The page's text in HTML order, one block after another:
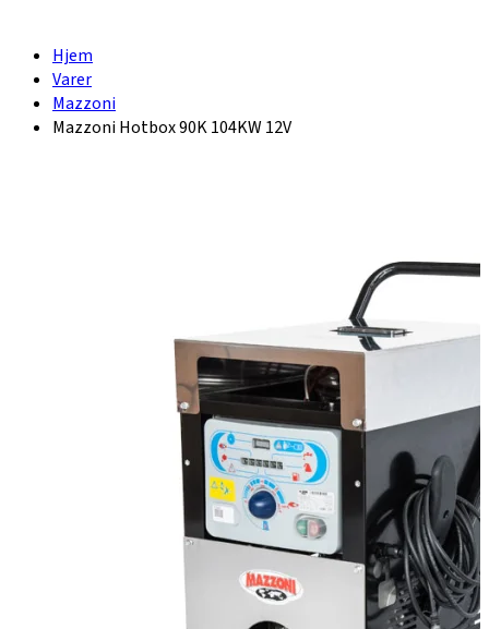
Hjem
Varer
Mazzoni
Mazzoni Hotbox 90K 104KW 12V